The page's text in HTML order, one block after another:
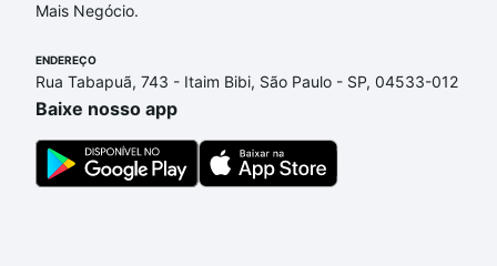
Imóveis à venda em rua hugo thompson nogueira -
de R$ 0 e com nossas opções de financiamento
imobiliário as parcelas podem se adequar ao seu
orçamento. Se ainda tem alguma dúvida dos custos
envolvidos no processo de compra, veja em nosso
portal quanto custa comprar um apartamento
Mais Negócio.
ENDEREÇO
Rua Tabapuã, 743 - Itaim Bibi, São Paulo - SP, 04533-012
Baixe nosso app